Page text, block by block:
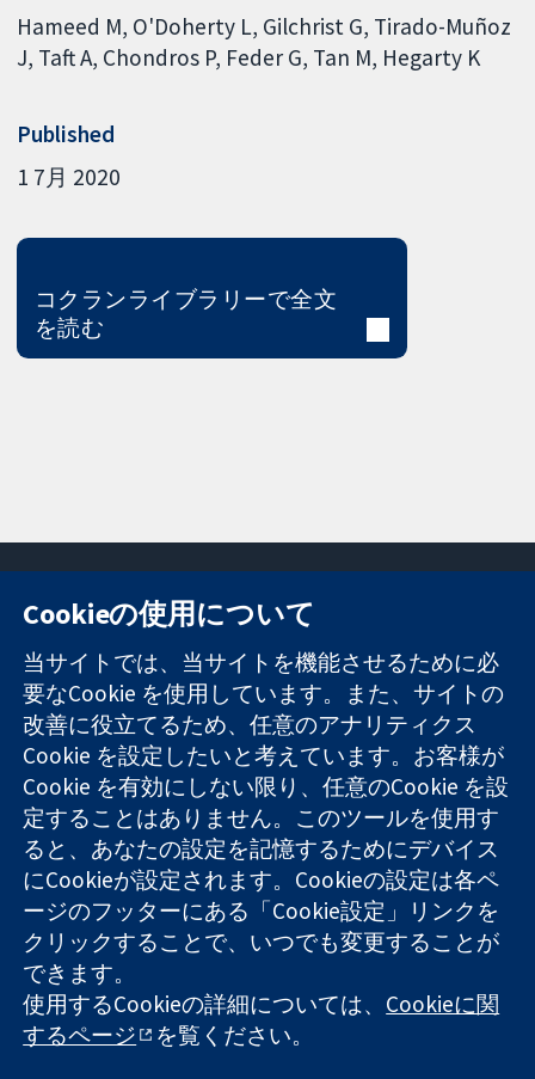
Hameed M O'Doherty L Gilchrist G Tirado-Muñoz
J Taft A Chondros P Feder G Tan M Hegarty K
Published
1 7月 2020
コクランライブラリーで全文
を読む
信頼できるエビ
デンスと
情報に基づく意
思決定により
健康のさらなる
向上へ
11-13 Cavendish
Square
London
W1G 0AN
United Kingdom
お問い合わせ
ニュース
広報
コクランにつ
いて
採用
Cochrane
Library
コクラン・コラボレーションは、イングランド及びウェールズ
に登録された慈善団体（登録番号 1045921）および保証有限責
任会社（登録番号 03044323）です。付加価値税登録番号 GB
718 2127 49
Copyright © 2026 The Cochrane Collaboration
Cookieの使用について
当サイトでは、当サイトを機能させるために必
要なCookie を使用しています。また、サイトの
改善に役立てるため、任意のアナリティクス
Cookie を設定したいと考えています。お客様が
Cookie を有効にしない限り、任意のCookie を設
定することはありません。このツールを使用す
ると、あなたの設定を記憶するためにデバイス
にCookieが設定されます。Cookieの設定は各ペ
ージのフッターにある「Cookie設定」リンクを
クリックすることで、いつでも変更することが
できます。
使用するCookieの詳細については、 Cookieに関
するページ
を覧ください。